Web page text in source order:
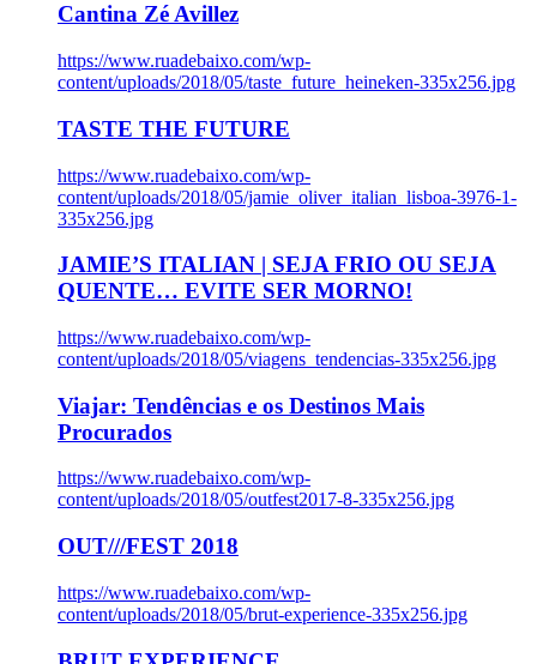
Cantina Zé Avillez
https://www.ruadebaixo.com/wp-
content/uploads/2018/05/taste_future_heineken-335x256.jpg
TASTE THE FUTURE
https://www.ruadebaixo.com/wp-
content/uploads/2018/05/jamie_oliver_italian_lisboa-3976-1-
335x256.jpg
JAMIE’S ITALIAN | SEJA FRIO OU SEJA
QUENTE… EVITE SER MORNO!
https://www.ruadebaixo.com/wp-
content/uploads/2018/05/viagens_tendencias-335x256.jpg
Viajar: Tendências e os Destinos Mais
Procurados
https://www.ruadebaixo.com/wp-
content/uploads/2018/05/outfest2017-8-335x256.jpg
OUT///FEST 2018
https://www.ruadebaixo.com/wp-
content/uploads/2018/05/brut-experience-335x256.jpg